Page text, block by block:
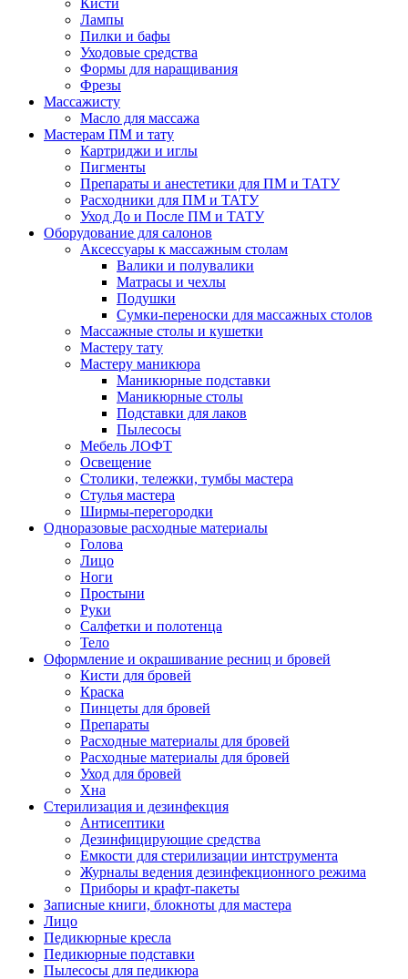
Кисти
Лампы
Пилки и бафы
Уходовые средства
Формы для наращивания
Фрезы
Массажисту
Масло для массажа
Мастерам ПМ и тату
Картриджи и иглы
Пигменты
Препараты и анестетики для ПМ и ТАТУ
Расходники для ПМ и ТАТУ
Уход До и После ПМ и ТАТУ
Оборудование для салонов
Аксессуары к массажным столам
Валики и полувалики
Матрасы и чехлы
Подушки
Сумки-переноски для массажных столов
Массажные столы и кушетки
Мастеру тату
Мастеру маникюра
Маникюрные подставки
Маникюрные столы
Подставки для лаков
Пылесосы
Мебель ЛОФТ
Освещение
Столики, тележки, тумбы мастера
Стулья мастера
Ширмы-перегородки
Одноразовые расходные материалы
Голова
Лицо
Ноги
Простыни
Руки
Салфетки и полотенца
Тело
Оформление и окрашивание ресниц и бровей
Кисти для бровей
Краска
Пинцеты для бровей
Препараты
Расходные материалы для бровей
Расходные материалы для бровей
Уход для бровей
Хна
Стерилизация и дезинфекция
Антисептики
Дезинфицирующие средства
Емкости для стерилизации интструмента
Журналы ведения дезинфекционного режима
Приборы и крафт-пакеты
Записные книги, блокноты для мастера
Лицо
Педикюрные кресла
Педикюрные подставки
Пылесосы для педикюра